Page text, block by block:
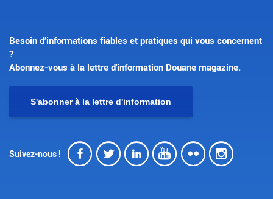
Besoin d’informations fiables et pratiques qui vous concernent
?
Abonnez-vous à la lettre d'information Douane magazine.
S'abonner à la lettre d'information
Suivez-nous ! Facebook
Twitter
LinkedIn
Youtube
Flickr